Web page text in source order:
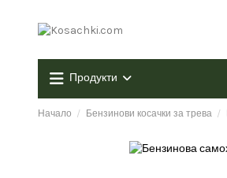
Продукти
Начало Бензинови косачки за трева